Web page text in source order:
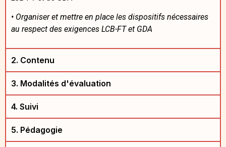
• Organiser et mettre en place les dispositifs nécessaires
au respect des exigences LCB-FT et GDA
2. Contenu
3. Modalités d'évaluation
4. Suivi
5. Pédagogie